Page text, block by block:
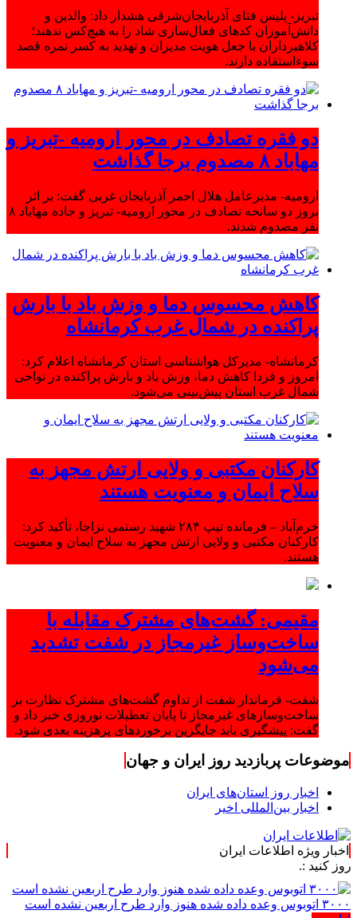
تبریز- پلیس فتای آذربایجان‌شرقی هشدار داد: والدین و
دانش‌آموزان کدهای فعال‌سازی شاد را به هیچ‌کس ندهند؛
کلاهبرداران با جعل هویت مدیران و تهدید به کسر نمره قصد
سوءاستفاده دارند.
دو فقره تصادف در محور ارومیه -تبریز و
مهاباد ۸ مصدوم برجا گذاشت
ارومیه- مدیرعامل هلال احمر آذربایجان غربی گفت: بر اثر
بروز دو سانحه تصادف در محور ارومیه- تبریز و جاده مهاباد ۸
نفر مصدوم شدند.
کاهش محسوس دما و وزش باد با بارش
پراکنده در شمال غرب کرمانشاه
کرمانشاه- مدیرکل هواشناسی استان کرمانشاه اعلام کرد:
امروز و فردا کاهش دما، وزش باد و بارش پراکنده در نواحی
شمال غرب استان پیش‌بینی می‌شود.
کارکنان مکتبی و ولایی ارتش مجهز به
سلاح ایمان و معنویت هستند
خرم‌آباد – فرمانده تیپ ۲۸۴ شهید رستمی نزاجا، تأکید کرد:
کارکنان مکتبی و ولایی ارتش مجهز به سلاح ایمان و معنویت
هستند.
مقیمی: گشت‌های مشترک مقابله با
ساخت‌وساز غیرمجاز در شفت تشدید
می‌شود
شفت- فرماندار شفت از تداوم گشت‌های مشترک نظارت بر
ساخت‌وسازهای غیرمجاز تا پایان تعطیلات نوروزی خبر داد و
گفت: پیشگیری باید جایگزین برخوردهای پرهزینه بعدی شود.
موضوعات پربازدید روز ایران و جهان
اخبار روز استان‌های ایران
اخبار بین‌المللی اخیر
اخبار ویژه اطلاعات ایران
۳۰۰۰ اتوبوس وعده داده شده هنوز وارد طرح اربعین نشده است